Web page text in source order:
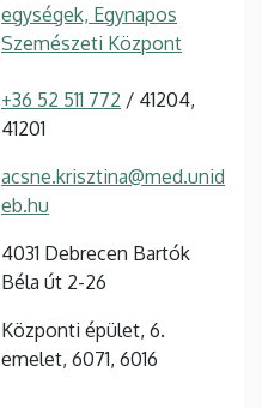
egységek, Egynapos
Szemészeti Központ
+36 52 511 772 / 41204,
41201
acsne.krisztina@med.unid
eb.hu
4031 Debrecen Bartók
Béla út 2-26
Központi épület, 6.
emelet, 6071, 6016